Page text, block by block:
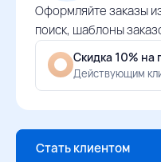
Оформляйте заказы
поиск, шаблоны
Скидка 10% на
Действующим
Стать клиентом